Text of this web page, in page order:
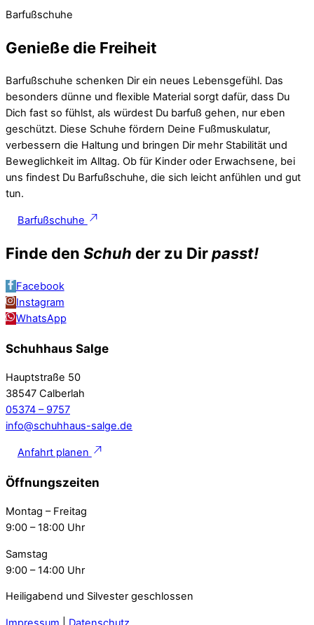
Barfußschuhe
Genieße die Freiheit
Barfußschuhe schenken Dir ein neues Lebensgefühl. Das
besonders dünne und flexible Material sorgt dafür, dass Du
Dich fast so fühlst, als würdest Du barfuß gehen, nur eben
geschützt. Diese Schuhe fördern Deine Fußmuskulatur,
verbessern die Haltung und bringen Dir mehr Stabilität und
Beweglichkeit im Alltag. Ob für Kinder oder Erwachsene, bei
uns findest Du Barfußschuhe, die sich leicht anfühlen und gut
tun.
Barfußschuhe
Finde den Schuh der zu Dirpasst!
Facebook
Instagram
WhatsApp
Schuhhaus Salge
Hauptstraße 50
38547 Calberlah
05374 – 9757
info@schuhhaus-salge.de
Anfahrt planen
Öffnungszeiten
Montag – Freitag
9:00 – 18:00 Uhr
Samstag
9:00 – 14:00 Uhr
Heiligabend und Silvester geschlossen